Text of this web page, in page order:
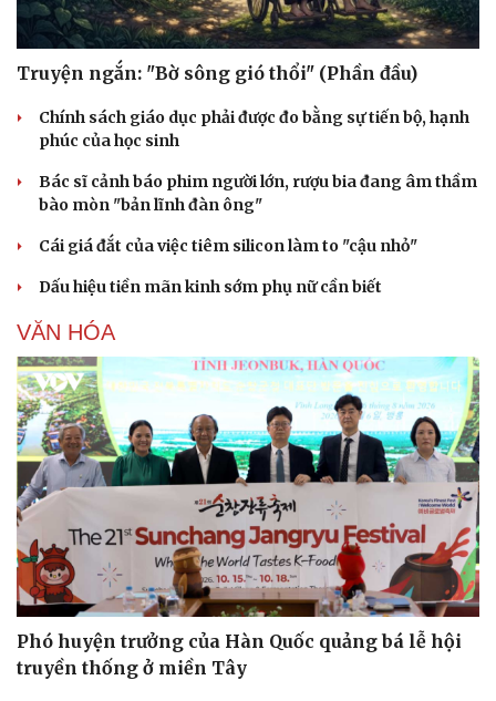
Truyện ngắn: "Bờ sông gió thổi" (Phần đầu)
Chính sách giáo dục phải được đo bằng sự tiến bộ, hạnh
phúc của học sinh
Bác sĩ cảnh báo phim người lớn, rượu bia đang âm thầm
bào mòn "bản lĩnh đàn ông"
Cái giá đắt của việc tiêm silicon làm to "cậu nhỏ"
Dấu hiệu tiền mãn kinh sớm phụ nữ cần biết
VĂN HÓA
Phó huyện trưởng của Hàn Quốc quảng bá lễ hội
truyền thống ở miền Tây